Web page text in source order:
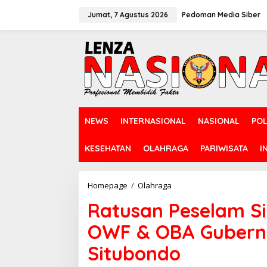
Jumat, 7 Agustus 2026 Pedoman Media Siber
NEWS INTERNASIONAL NASIONAL
KESEHATAN OLAHRAGA PARIWISATA
Homepage / Olahraga
t
u
s
a
n
P
Ratusan Peselam
OWF & OBA
Situbondo